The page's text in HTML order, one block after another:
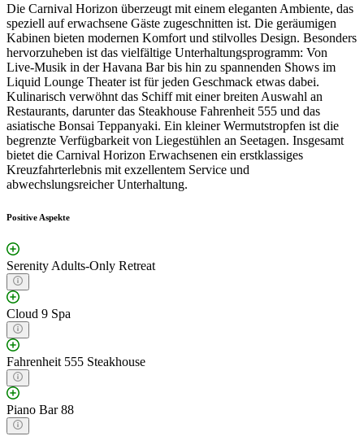
Die Carnival Horizon überzeugt mit einem eleganten Ambiente, das
speziell auf erwachsene Gäste zugeschnitten ist. Die geräumigen
Kabinen bieten modernen Komfort und stilvolles Design. Besonders
hervorzuheben ist das vielfältige Unterhaltungsprogramm: Von
Live-Musik in der Havana Bar bis hin zu spannenden Shows im
Liquid Lounge Theater ist für jeden Geschmack etwas dabei.
Kulinarisch verwöhnt das Schiff mit einer breiten Auswahl an
Restaurants, darunter das Steakhouse Fahrenheit 555 und das
asiatische Bonsai Teppanyaki. Ein kleiner Wermutstropfen ist die
begrenzte Verfügbarkeit von Liegestühlen an Seetagen. Insgesamt
bietet die Carnival Horizon Erwachsenen ein erstklassiges
Kreuzfahrterlebnis mit exzellentem Service und
abwechslungsreicher Unterhaltung.
Positive Aspekte
Serenity Adults-Only Retreat
Cloud 9 Spa
Fahrenheit 555 Steakhouse
Piano Bar 88